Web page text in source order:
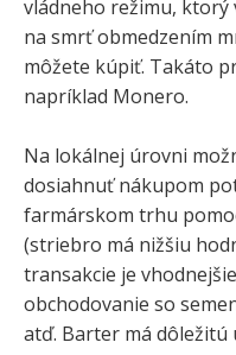
vládneho režimu, ktorý
na smrť obmedzením
môžete kúpiť. Takáto
napríklad Monero.
Na lokálnej úrovni
dosiahnuť nákupom
farmárskom trhu
(striebro má nižšiu
transakcie je
obchodovanie so
atď. Barter má dôležitú